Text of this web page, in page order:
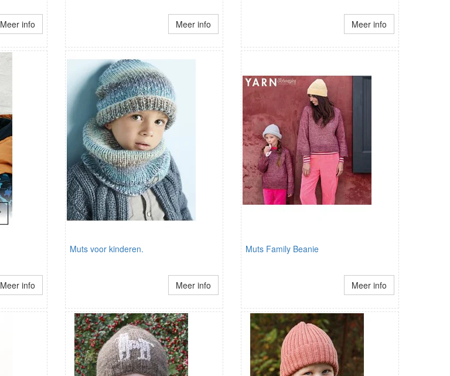
Meer info Meer info Meer info
Meer info
Muts voor kinderen.
Meer info
Muts Family Beanie
Meer info